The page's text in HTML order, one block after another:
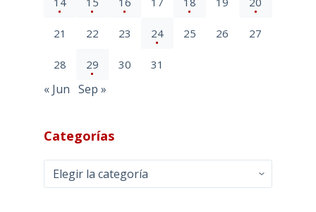
21 22 23 24 25 26 27
28 29 30 31
« Jun Sep »
Categorías
Categorías